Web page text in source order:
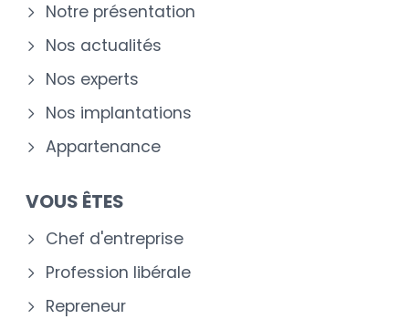
Notre présentation
Nos actualités
Nos experts
Nos implantations
Appartenance
VOUS ÊTES
Chef d'entreprise
Profession libérale
Repreneur